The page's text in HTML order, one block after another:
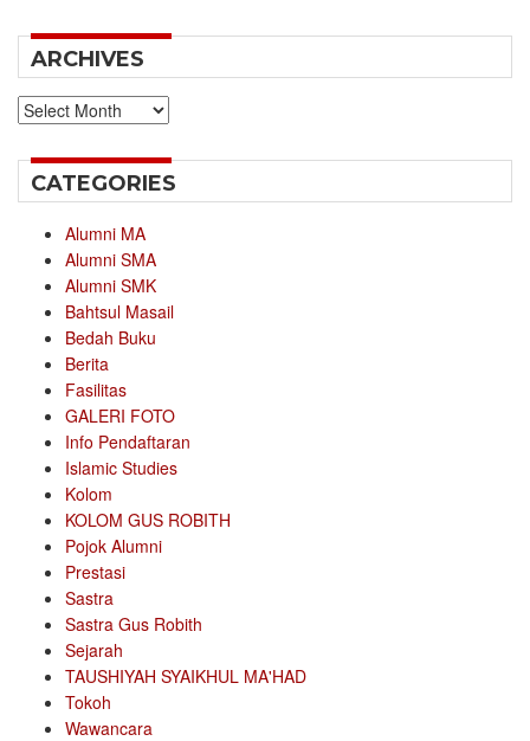
ARCHIVES
Archives
CATEGORIES
Alumni MA
Alumni SMA
Alumni SMK
Bahtsul Masail
Bedah Buku
Berita
Fasilitas
GALERI FOTO
Info Pendaftaran
Islamic Studies
Kolom
KOLOM GUS ROBITH
Pojok Alumni
Prestasi
Sastra
Sastra Gus Robith
Sejarah
TAUSHIYAH SYAIKHUL MA'HAD
Tokoh
Wawancara